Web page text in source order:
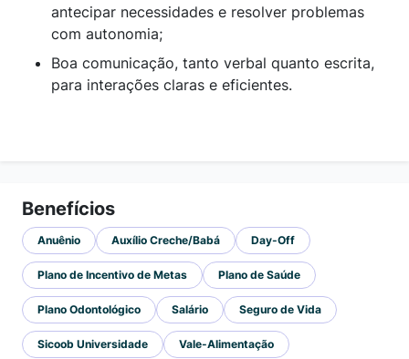
antecipar necessidades e resolver problemas
com autonomia;
Boa comunicação, tanto verbal quanto escrita,
para interações claras e eficientes.
Benefícios
Anuênio Auxílio Creche/Babá Day-Off
Plano de Incentivo de Metas Plano de Saúde
Plano Odontológico Salário Seguro de Vida
Sicoob Universidade Vale-Alimentação